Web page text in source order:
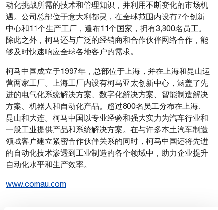
动化挑战所需的技术和管理知识，并利用不断变化的市场机
遇。公司总部位于意大利都灵，在全球范围内设有7个创新
中心和11个生产工厂，遍布11个国家，拥有3,800名员工。
除此之外，柯马还与广泛的经销商和合作伙伴网络合作，能
够及时快速响应全球各地客户的需求。
柯马中国成立于1997年，总部位于上海，并在上海和昆山运
营两家工厂。上海工厂内设有柯马亚太创新中心，涵盖了先
进的电气化系统解决方案、数字化解决方案、智能制造解决
方案、机器人和自动化产品。超过800名员工分布在上海、
昆山和大连。柯马中国以专业经验和强大实力为汽车行业和
一般工业提供产品和系统解决方案。在与许多本土汽车制造
领域客户建立紧密合作伙伴关系的同时，柯马中国还将先进
的自动化技术渗透到工业制造的各个领域中，助力企业提升
自动化水平和生产效率。
www.comau.com